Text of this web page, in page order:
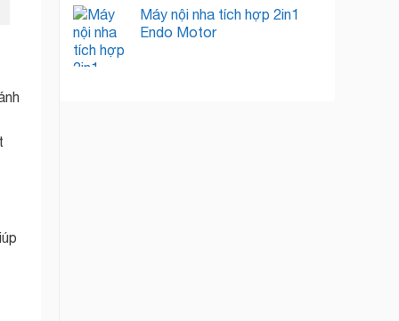
Máy nội nha tích hợp 2in1
Endo Motor